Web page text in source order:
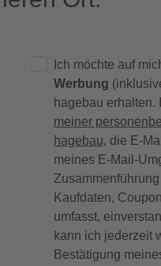
Ich möchte auf
Werbung
hagebau erhalten.
meiner
hagebau, die E-
meines E-Mail-
Kaufdaten,
umfasst,
kann ich jederzeit
Bestätigung